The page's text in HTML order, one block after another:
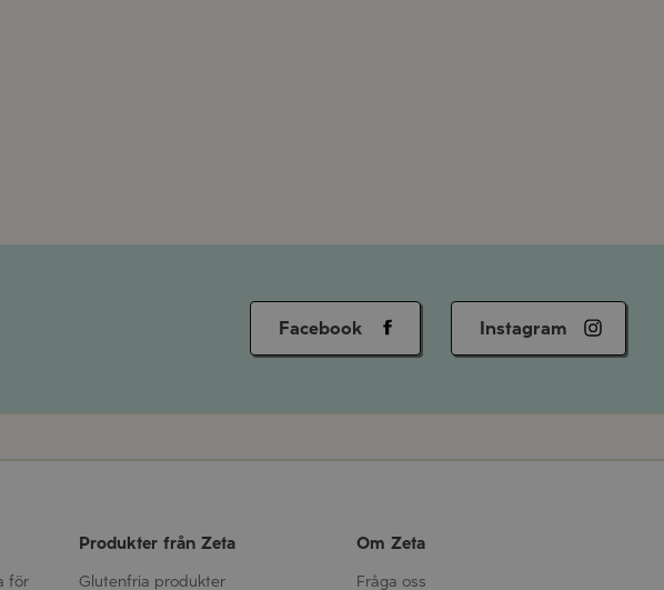
Facebook Instagram
för
Produkter från Zeta
Glutenfria produkter
Om Zeta
Fråga oss